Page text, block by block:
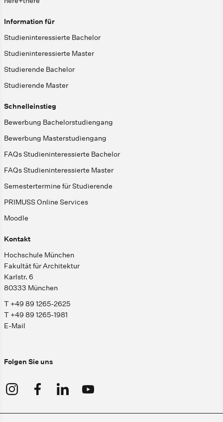
Information für
Studieninteressierte Bachelor
Studieninteressierte Master
Studierende Bachelor
Studierende Master
Schnelleinstieg
Bewerbung Bachelorstudiengang
Bewerbung Masterstudiengang
FAQs Studieninteressierte Bachelor
FAQs Studieninteressierte Master
Semestertermine für Studierende
PRIMUSS Online Services
Moodle
Kontakt
Hochschule München
Fakultät für Architektur
Karlstr. 6
80333 München
T +49 89 1265-2625
T +49 89 1265-1981
E-Mail
Folgen Sie uns